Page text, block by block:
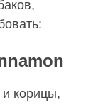
и корицы,